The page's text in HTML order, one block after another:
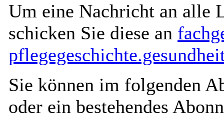
Um eine Nachricht an alle
schicken Sie diese an
Sie können im folgenden
oder ein bestehendes